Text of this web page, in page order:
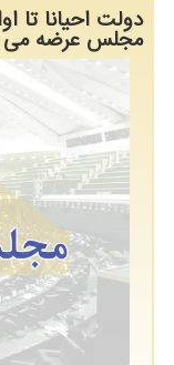
دولت احیانا تا
مجلس عرضه می